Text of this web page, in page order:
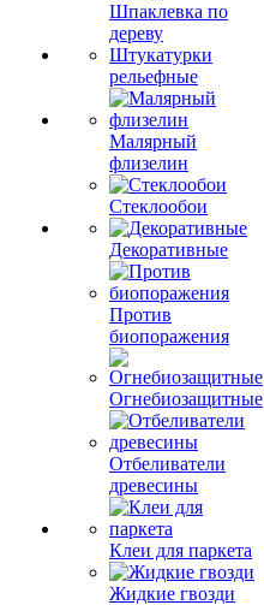
Шпаклевка по
дереву
Штукатурки
рельефные
Малярный
флизелин
Стеклообои
Декоративные
Против
биопоражения
Огнебиозащитные
Отбеливатели
древесины
Клеи для паркета
Жидкие гвозди